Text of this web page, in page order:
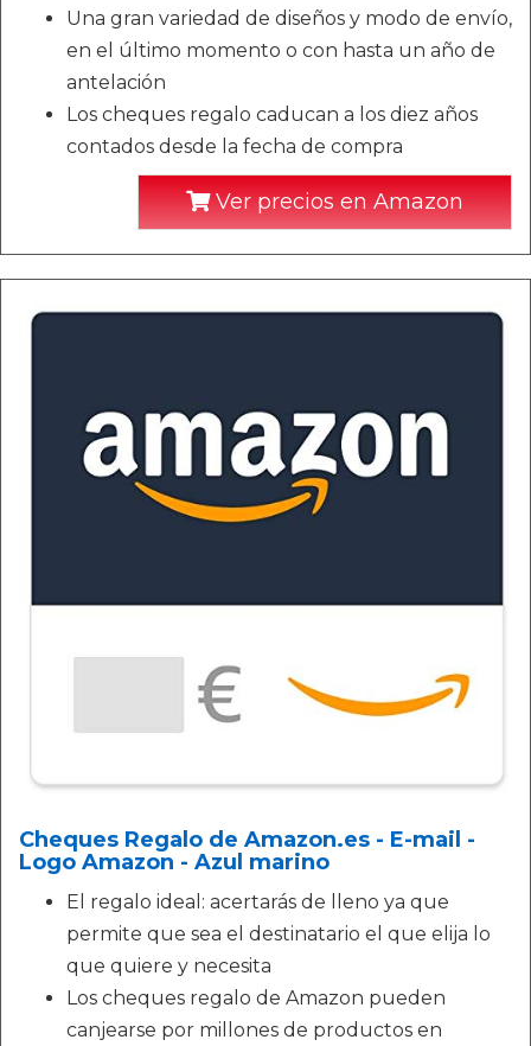
Una gran variedad de diseños y modo de envío,
en el último momento o con hasta un año de
antelación
Los cheques regalo caducan a los diez años
contados desde la fecha de compra
Ver precios en Amazon
Cheques Regalo de Amazon.es - E-mail -
Logo Amazon - Azul marino
El regalo ideal: acertarás de lleno ya que
permite que sea el destinatario el que elija lo
que quiere y necesita
Los cheques regalo de Amazon pueden
canjearse por millones de productos en